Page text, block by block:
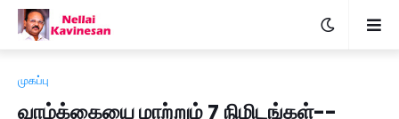
முகப்பு
வாழ்க்கையை மாற்றும் 7 நிமிடங்கள்--